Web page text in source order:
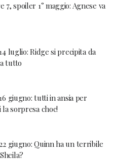
spoiler 1° maggio: Agnese va
luglio: Ridge si precipita da
tutto
giugno: tutti in ansia per
la sorpresa choc!
giugno: Quinn ha un terribile